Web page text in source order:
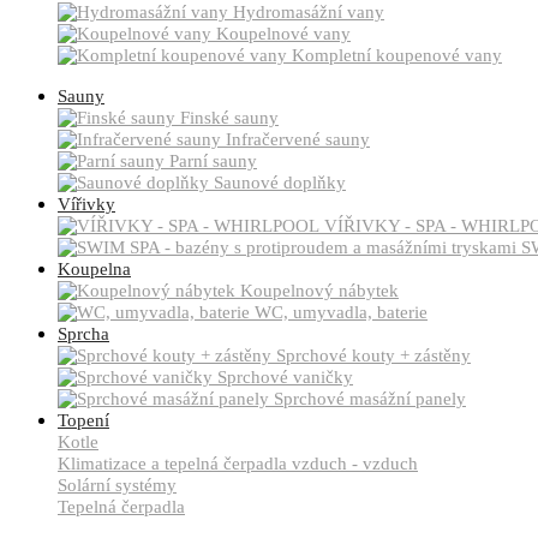
Hydromasážní vany
Koupelnové vany
Kompletní koupenové vany
Sauny
Finské sauny
Infračervené sauny
Parní sauny
Saunové doplňky
Vířivky
VÍŘIVKY - SPA -
Koupelna
Koupelnový nábytek
WC, umyvadla, baterie
Sprcha
Sprchové kouty + zástěny
Sprchové vaničky
Sprchové masážní panely
Topení
Kotle
Klimatizace a tepelná čerpadla vzduch - vzduch
Solární systémy
Tepelná čerpadla